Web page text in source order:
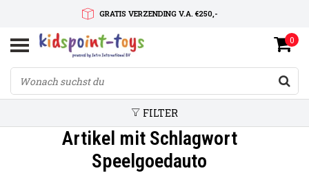
GRATIS VERZENDING V.A. €250,-
SNELLE LEVERTIJD
SERVICE OP MAAT
0
FILTER
Artikel mit Schlagwort
Speelgoedauto